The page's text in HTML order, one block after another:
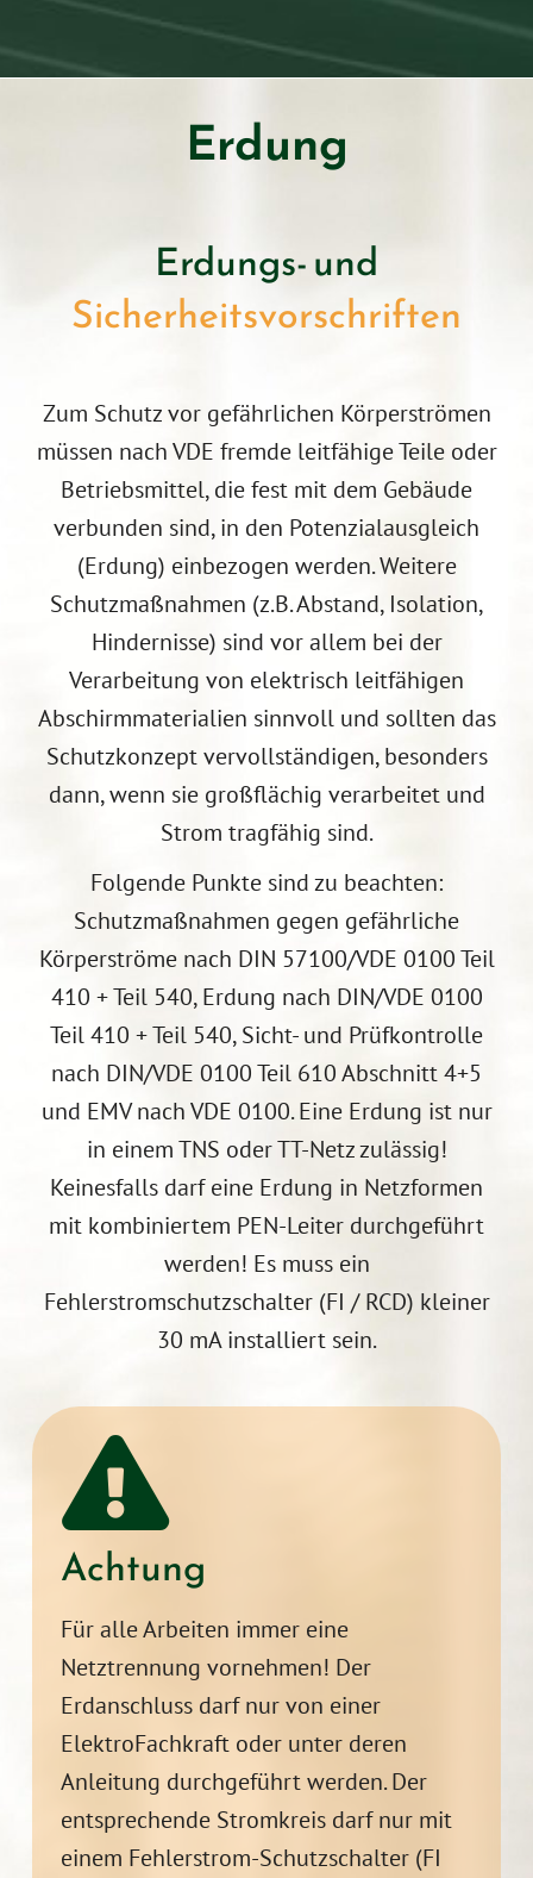
Erdung
Erdungs- und
Sicher­heits­vor­schriften
Zum Schutz vor gefährlichen Körperströmen
müssen nach VDE fremde leitfähige Teile oder
Betriebsmittel, die fest mit dem Gebäude
verbunden sind, in den Potenzialausgleich
(Erdung) einbezogen werden. Weitere
Schutzmaßnahmen (z.B. Abstand, Isolation,
Hindernisse) sind vor allem bei der
Verarbeitung von elektrisch leitfähigen
Abschirmmaterialien sinnvoll und sollten das
Schutzkonzept vervollständigen, besonders
dann, wenn sie großflächig verarbeitetund
Strom tragfähig sind.
Folgende Punkte sind zu beachten:
Schutzmaßnahmen gegen gefährliche
Körperströme nach DIN 57100/VDE 0100 Teil
410 + Teil 540, Erdung nach DIN/VDE 0100
Teil 410 + Teil 540, Sicht- und Prüfkontrolle
nach DIN/VDE 0100 Teil 610 Abschnitt 4+5
und EMV nach VDE 0100. Eine Erdung ist nur
in einem TNS oder TT-Netz zulässig!
Keinesfalls darf eine Erdung in Netzformen
mit kombiniertem PEN-Leiter durchgeführt
werden! Es muss ein
Fehlerstromschutzschalter (FI / RCD) kleiner
30 mA installiert sein.
Achtung
Für alle Arbeiten immer eine
Netztrennung vornehmen! Der
Erdanschluss darf nur von einer
ElektroFachkraft oder unter deren
Anleitung durchgeführt werden. Der
entsprechende Stromkreis darf nur mit
einem Fehlerstrom-Schutzschalter (FI